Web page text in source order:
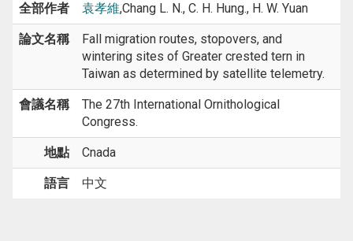
全部作者 袁孝維,Chang L. N., C. H. Hung., H. W. Yuan
論文名稱
Fall migration routes, stopovers, and
wintering sites of Greater crested tern in
Taiwan as determined by satellite telemetry.
會議名稱
The 27th International Ornithological
Congress.
地點 Cnada
語言 中文